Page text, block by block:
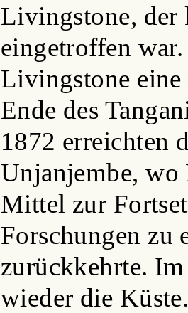
Livingstone, der
eingetroffen
Livingstone eine
Ende des
1872 erreichten
Unjanjembe,
Mittel zur
Forschungen zu
zurückkehrte.
wieder die